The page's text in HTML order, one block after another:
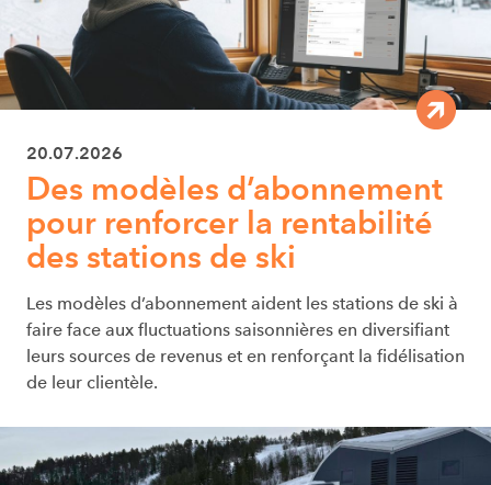
20.07.2026
Des modèles d’abonnement
pour renforcer la rentabilité
des stations de ski
Les modèles d’abonnement aident les stations de ski à
faire face aux fluctuations saisonnières en diversifiant
leurs sources de revenus et en renforçant la fidélisation
de leur clientèle.